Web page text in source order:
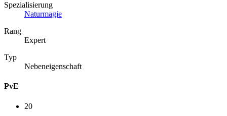
Spezialisierung
Naturmagie
Rang
Expert
Typ
Nebeneigenschaft
PvE
20